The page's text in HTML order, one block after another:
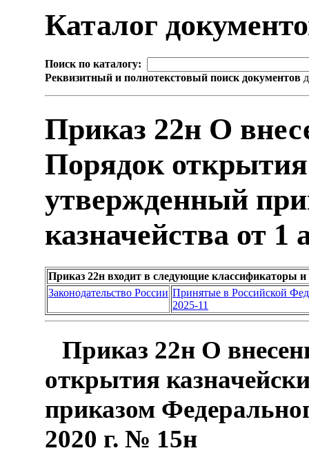
Каталог
Поиск по каталогу:
Реквизитный и полнотекстовый поиск документов
Приказ 22н О
Порядок открытия
утвержденный
казначейства от
Приказ 22н входит в следующие классификаторы и
Законодательство России Принятые в Российской
2025-11
Приказ 22н О
открытия
приказом
2020 г. № 15н